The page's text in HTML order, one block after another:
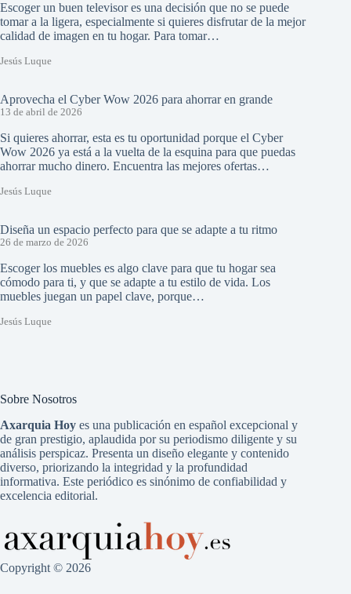
Escoger un buen televisor es una decisión que no se puede
tomar a la ligera, especialmente si quieres disfrutar de la mejor
calidad de imagen en tu hogar. Para tomar…
Jesús Luque
Aprovecha el Cyber Wow 2026 para ahorrar en grande
13 de abril de 2026
Si quieres ahorrar, esta es tu oportunidad porque el Cyber
Wow 2026 ya está a la vuelta de la esquina para que puedas
ahorrar mucho dinero. Encuentra las mejores ofertas…
Jesús Luque
Diseña un espacio perfecto para que se adapte a tu ritmo
26 de marzo de 2026
Escoger los muebles es algo clave para que tu hogar sea
cómodo para ti, y que se adapte a tu estilo de vida. Los
muebles juegan un papel clave, porque…
Jesús Luque
Sobre Nosotros
Axarquia Hoy es una publicación en español excepcional y
de gran prestigio, aplaudida por su periodismo diligente y su
análisis perspicaz. Presenta un diseño elegante y contenido
diverso, priorizando la integridad y la profundidad
informativa. Este periódico es sinónimo de confiabilidad y
excelencia editorial.
Copyright © 2026